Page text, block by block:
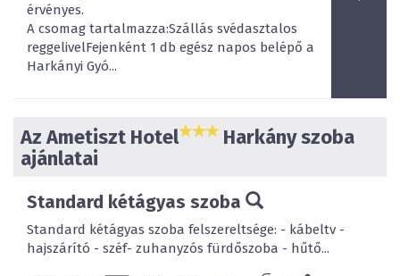
érvényes.
A csomag tartalmazza:Szállás svédasztalos
reggelivelFejenként 1 db egész napos belépő a
Harkányi Gyó...
Az Ametiszt Hotel
Harkány szoba
ajánlatai
Standard kétágyas szoba
Standard kétágyas szoba felszereltsége: - kábeltv -
hajszárító - széf- zuhanyzós fürdőszoba - hűtő...